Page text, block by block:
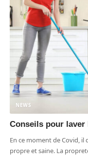
NEWS
Conseils pour laver
En ce moment de Covid, il
propre et saine. La